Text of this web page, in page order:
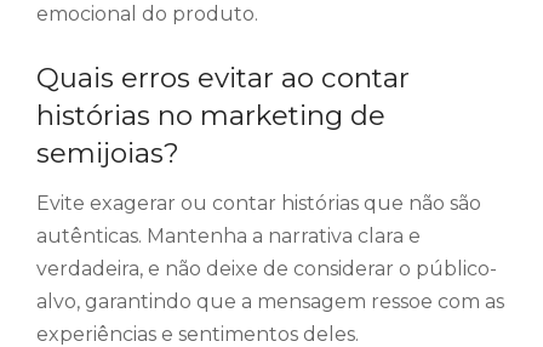
emocional do produto.
Quais erros evitar ao contar
histórias no marketing de
semijoias?
Evite exagerar ou contar histórias que não são
autênticas. Mantenha a narrativa clara e
verdadeira, e não deixe de considerar o público-
alvo, garantindo que a mensagem ressoe com as
experiências e sentimentos deles.